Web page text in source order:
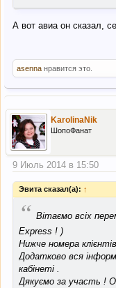
А вот авиа он сказал,
asenna нравится это.
KarolinaNik
ШопоФанат
9 Июль 2014 в 15:50
Эвита сказал(а): ↑
“ Вітаємо всіх
Express ! )
Нижче номера
Додатково вся
кабінеті .
Дякуємо за участь !